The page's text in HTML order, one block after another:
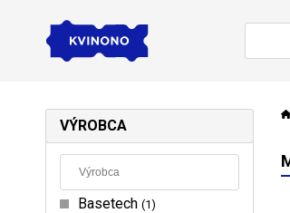
VÝROBCA
Basetech 1